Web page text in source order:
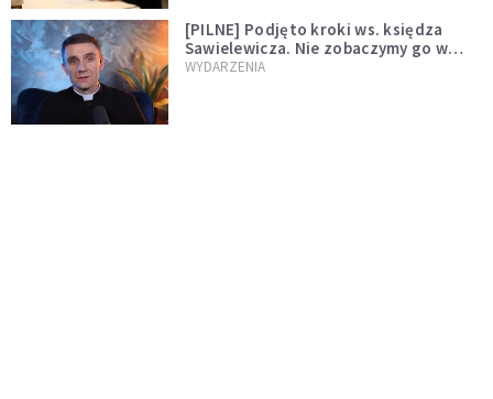
[PILNE] Podjęto kroki ws. księdza
Sawielewicza. Nie zobaczymy go w
mediach
WYDARZENIA